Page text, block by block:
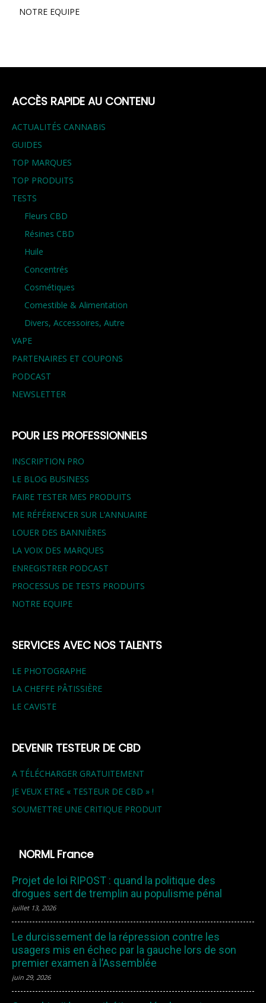
NOTRE EQUIPE
ACCÈS RAPIDE AU CONTENU
ACTUALITÉS CANNABIS
GUIDES
TOP MARQUES
TOP PRODUITS
TESTS
Fleurs CBD
Résines CBD
Huile
Concentrés
Cosmétiques
Comestible & Alimentation
Divers, Accessoires, Autre
VAPE
PARTENAIRES ET COUPONS
PODCAST
NEWSLETTER
POUR LES PROFESSIONNELS
INSCRIPTION PRO
LE BLOG BUSINESS
FAIRE TESTER MES PRODUITS
ME RÉFÉRENCER SUR L’ANNUAIRE
LOUER DES BANNIÈRES
LA VOIX DES MARQUES
ENREGISTRER PODCAST
PROCESSUS DE TESTS PRODUITS
NOTRE EQUIPE
SERVICES AVEC NOS TALENTS
LE PHOTOGRAPHE
LA CHEFFE PÂTISSIÈRE
LE CAVISTE
DEVENIR TESTEUR DE CBD
A TÉLÉCHARGER GRATUITEMENT
JE VEUX ETRE « TESTEUR DE CBD » !
SOUMETTRE UNE CRITIQUE PRODUIT
NORML France
Projet de loi RIPOST : quand la politique des
drogues sert de tremplin au populisme pénal
juillet 13, 2026
Le durcissement de la répression contre les
usagers mis en échec par la gauche lors de son
premier examen à l’Assemblée
juin 29, 2026